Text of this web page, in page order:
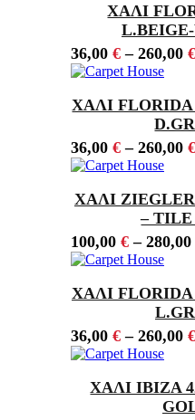
ΧΑΛΙ
36,00 €– 260,00 €
ΧΑΛΙ FLORIDA
36,00 €– 260,00 €
ΧΑΛΙ
– TILE
100,00 €– 280,00
ΧΑΛΙ FLORIDA
36,00 €– 260,00 €
ΧΑΛΙ IBIZA